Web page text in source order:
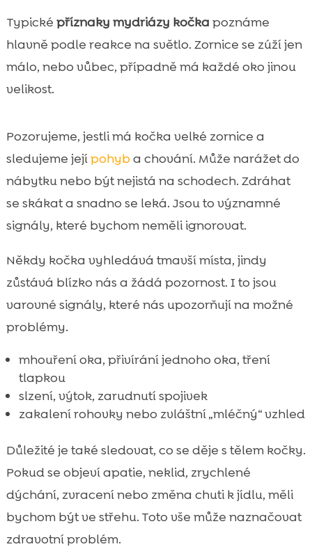
Typické příznaky mydriázy kočka poznáme
hlavně podle reakce na světlo. Zornice se zúží jen
málo, nebo vůbec, případně má každé oko jinou
velikost.
Pozorujeme, jestli má kočka velké zornice a
sledujeme jejípohyba chování. Může narážet do
nábytku nebo být nejistá na schodech. Zdráhat
se skákat a snadno se leká. Jsou to významné
signály, které bychom neměli ignorovat.
Někdy kočka vyhledává tmavší místa, jindy
zůstává blízko nás a žádá pozornost. I to jsou
varovné signály, které nás upozorňují na možné
problémy.
mhouření oka, přivírání jednoho oka, tření
tlapkou
slzení, výtok, zarudnutí spojivek
zakalení rohovky nebo zvláštní „mléčný“ vzhled
Důležité je také sledovat, co se děje s tělem kočky.
Pokud se objeví apatie, neklid, zrychlené
dýchání, zvracení nebo změna chuti k jídlu, měli
bychom být ve střehu. Toto vše může naznačovat
zdravotní problém.